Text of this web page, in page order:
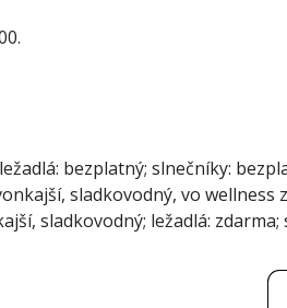
bezplatný; slnečníky:
sladkovodný, vo
sladkovodný; ležadlá: